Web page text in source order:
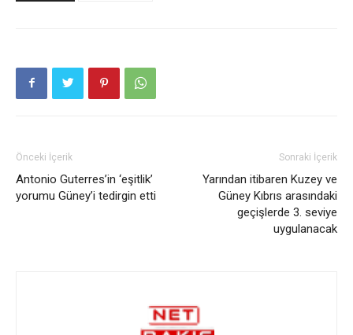
Önceki İçerik
Antonio Guterres’in ‘eşitlik’
yorumu Güney’i tedirgin etti
Sonraki İçerik
Yarından itibaren Kuzey ve
Güney Kıbrıs arasındaki
geçişlerde 3. seviye
uygulanacak